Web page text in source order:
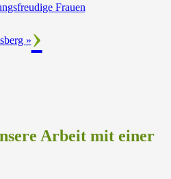
Frauen
»
Arbeit mit einer